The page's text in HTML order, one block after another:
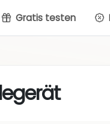
Gratis testen